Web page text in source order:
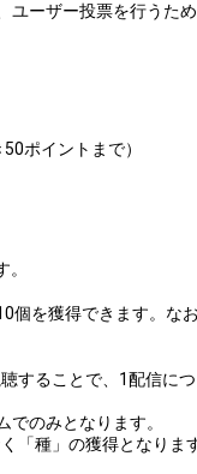
ーザー投票を行うため
ポイントまで）
個を獲得できます。な
することで、1配信に
のみとなります。
「種」の獲得となります